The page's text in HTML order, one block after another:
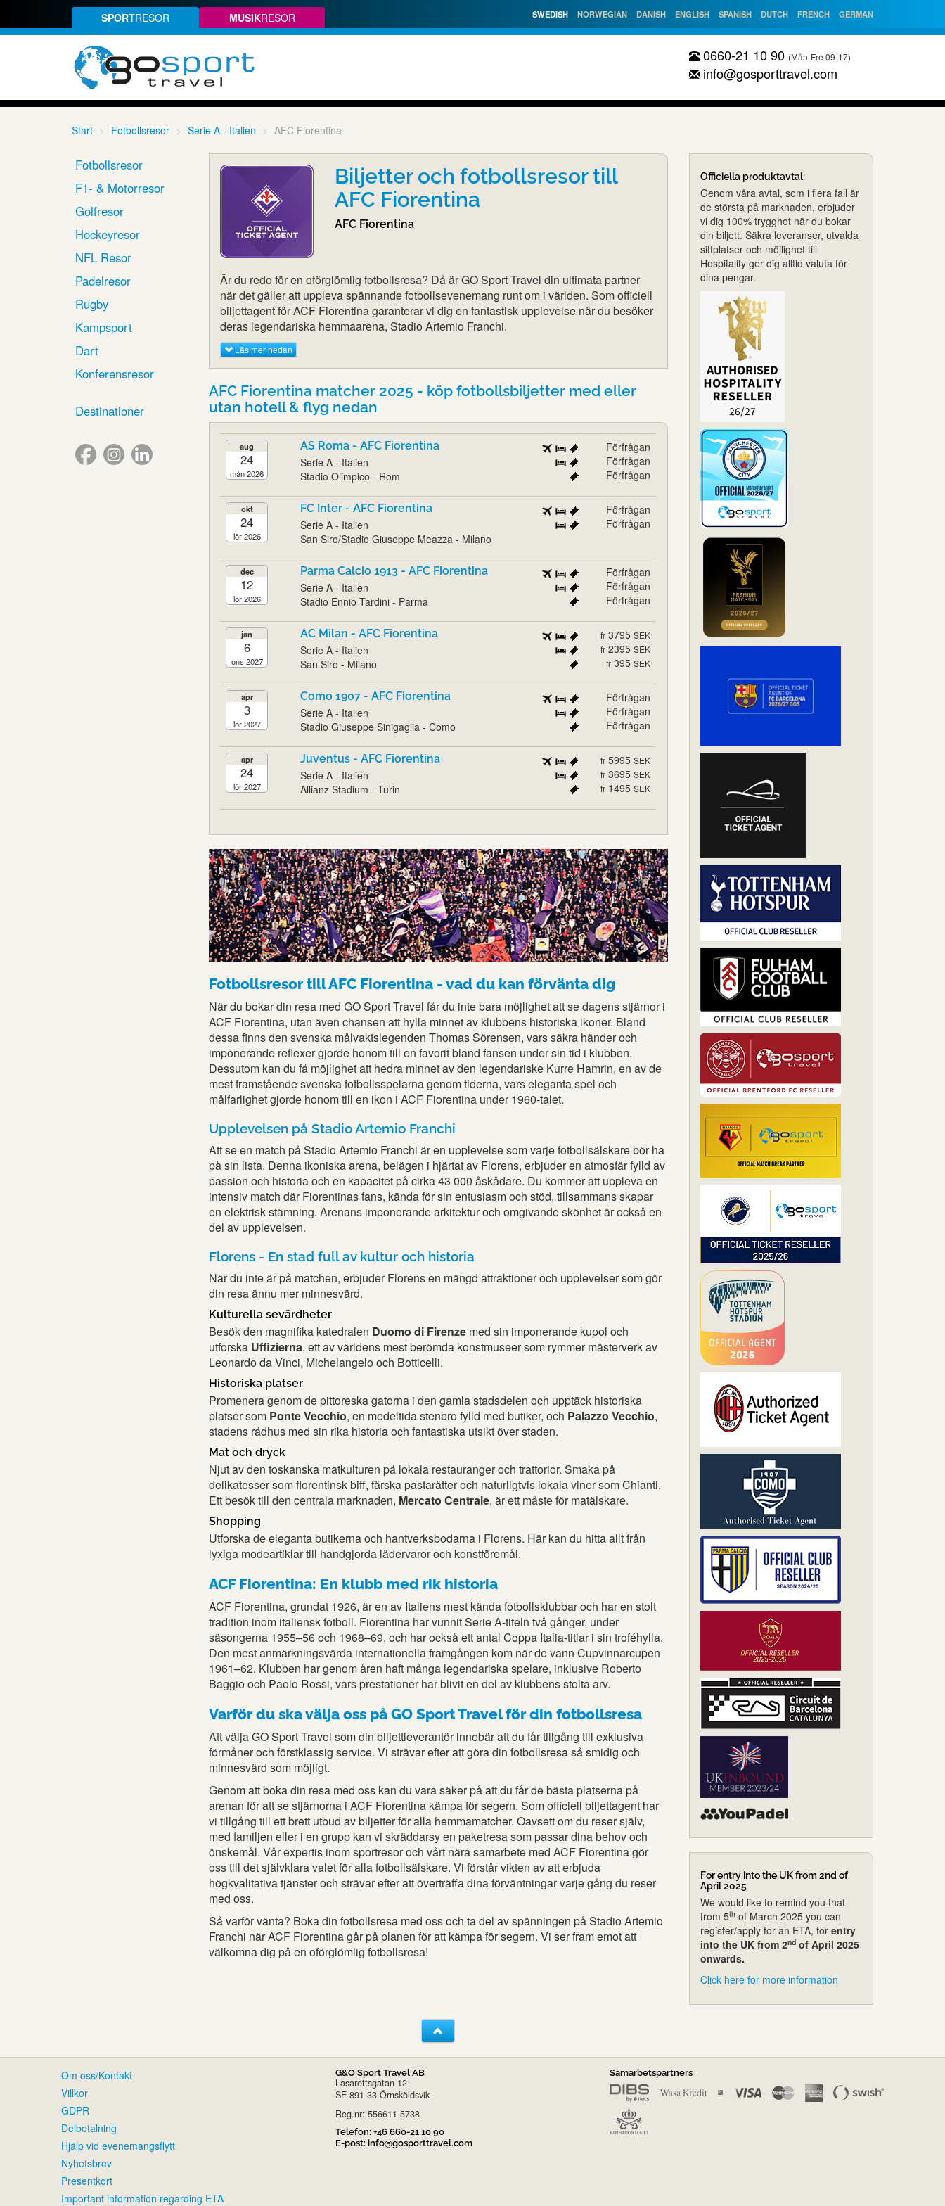
SPORTRESOR MUSIKRESOR SWEDISH NORWEGIAN DANISH ENGLISH SPANISH DUTCH FRENCH GERMAN
0660-21 10 90 (Mån-Fre 09-17)
info@gosporttravel.com
Start Fotbollsresor Serie A - Italien AFC Fiorentina
Fotbollsresor
F1- & Motorresor
Golfresor
Hockeyresor
NFL Resor
Padelresor
Rugby
Kampsport
Dart
Konferensresor
Destinationer
Biljetter och fotbollsresor till
AFC Fiorentina
AFC Fiorentina
Är du redo för en oförglömlig fotbollsresa? Då är GO Sport Travel din ultimata partner
när det gäller att uppleva spännande fotbollsevenemang runt om i världen. Som officiell
biljettagent för ACF Fiorentina garanterar vi dig en fantastisk upplevelse när du besöker
deras legendariska hemmaarena, Stadio Artemio Franchi.
Läs mer nedan
AFC Fiorentina matcher 2025 - köp fotbollsbiljetter med eller
utan hotell & flyg nedan
aug
24
mån 2026
AS Roma - AFC Fiorentina
Serie A - Italien
Stadio Olimpico - Rom
Förfrågan
Förfrågan
Förfrågan
okt
24
lör 2026
FC Inter - AFC Fiorentina
Serie A - Italien
San Siro/Stadio Giuseppe Meazza - Milano
Förfrågan
Förfrågan
dec
12
lör 2026
Parma Calcio 1913 - AFC Fiorentina
Serie A - Italien
Stadio Ennio Tardini - Parma
Förfrågan
Förfrågan
Förfrågan
jan
6
ons 2027
AC Milan - AFC Fiorentina
Serie A - Italien
San Siro - Milano
fr 3795 SEK
fr 2395 SEK
fr 395 SEK
apr
3
lör 2027
Como 1907 - AFC Fiorentina
Serie A - Italien
Stadio Giuseppe Sinigaglia - Como
Förfrågan
Förfrågan
Förfrågan
apr
24
lör 2027
Juventus - AFC Fiorentina
Serie A - Italien
Allianz Stadium - Turin
fr 5995 SEK
fr 3695 SEK
fr 1495 SEK
Fotbollsresor till AFC Fiorentina - vad du kan förvänta dig
När du bokar din resa med GO Sport Travel får du inte bara möjlighet att se dagens stjärnor i
ACF Fiorentina, utan även chansen att hylla minnet av klubbens historiska ikoner. Bland
dessa finns den svenska målvaktslegenden Thomas Sörensen, vars säkra händer och
imponerande reflexer gjorde honom till en favorit bland fansen under sin tid i klubben.
Dessutom kan du få möjlighet att hedra minnet av den legendariske Kurre Hamrin, en av de
mest framstående svenska fotbollsspelarna genom tiderna, vars eleganta spel och
målfarlighet gjorde honom till en ikon i ACF Fiorentina under 1960-talet.
Upplevelsen på Stadio Artemio Franchi
Att se en match på Stadio Artemio Franchi är en upplevelse som varje fotbollsälskare bör ha
på sin lista. Denna ikoniska arena, belägen i hjärtat av Florens, erbjuder en atmosfär fylld av
passion och historia och en kapacitet på cirka 43 000 åskådare. Du kommer att uppleva en
intensiv match där Fiorentinas fans, kända för sin entusiasm och stöd, tillsammans skapar
en elektrisk stämning. Arenans imponerande arkitektur och omgivande skönhet är också en
del av upplevelsen.
Florens - En stad full av kultur och historia
När du inte är på matchen, erbjuder Florens en mängd attraktioner och upplevelser som gör
din resa ännu mer minnesvärd.
Kulturella sevärdheter
Besök den magnifika katedralen Duomo di Firenze med sin imponerande kupol och
utforska Uffizierna, ett av världens mest berömda konstmuseer som rymmer mästerverk av
Leonardo da Vinci, Michelangelo och Botticelli.
Historiska platser
Promenera genom de pittoreska gatorna i den gamla stadsdelen och upptäck historiska
platser som Ponte Vecchio, en medeltida stenbro fylld med butiker, och Palazzo Vecchio,
stadens rådhus med sin rika historia och fantastiska utsikt över staden.
Mat och dryck
Njut av den toskanska matkulturen på lokala restauranger och trattorior. Smaka på
delikatesser som florentinsk biff, färska pastarätter och naturligtvis lokala viner som Chianti.
Ett besök till den centrala marknaden, Mercato Centrale, är ett måste för matälskare.
Shopping
Utforska de eleganta butikerna och hantverksbodarna i Florens. Här kan du hitta allt från
lyxiga modeartiklar till handgjorda lädervaror och konstföremål.
ACF Fiorentina: En klubb med rik historia
ACF Fiorentina, grundat 1926, är en av Italiens mest kända fotbollsklubbar och har en stolt
tradition inom italiensk fotboll. Fiorentina har vunnit Serie A-titeln två gånger, under
säsongerna 1955–56 och 1968–69, och har också ett antal Coppa Italia-titlar i sin troféhylla.
Den mest anmärkningsvärda internationella framgången kom när de vann Cupvinnarcupen
1961–62. Klubben har genom åren haft många legendariska spelare, inklusive Roberto
Baggio och Paolo Rossi, vars prestationer har blivit en del av klubbens stolta arv.
Varför du ska välja oss på GO Sport Travel för din fotbollsresa
Att välja GO Sport Travel som din biljettleverantör innebär att du får tillgång till exklusiva
förmåner och förstklassig service. Vi strävar efter att göra din fotbollsresa så smidig och
minnesvärd som möjligt.
Genom att boka din resa med oss kan du vara säker på att du får de bästa platserna på
arenan för att se stjärnorna i ACF Fiorentina kämpa för segern. Som officiell biljettagent har
vi tillgång till ett brett utbud av biljetter för alla hemmamatcher. Oavsett om du reser själv,
med familjen eller i en grupp kan vi skräddarsy en paketresa som passar dina behov och
önskemål. Vår expertis inom sportresor och vårt nära samarbete med ACF Fiorentina gör
oss till det självklara valet för alla fotbollsälskare. Vi förstår vikten av att erbjuda
högkvalitativa tjänster och strävar efter att överträffa dina förväntningar varje gång du reser
med oss.
Så varför vänta? Boka din fotbollsresa med oss och ta del av spänningen på Stadio Artemio
Franchi när ACF Fiorentina går på planen för att kämpa för segern. Vi ser fram emot att
välkomna dig på en oförglömlig fotbollsresa!
Officiella produktavtal:
Genom våra avtal, som i flera fall är
de största på marknaden, erbjuder
vi dig 100% trygghet när du bokar
din biljett. Säkra leveranser, utvalda
sittplatser och möjlighet till
Hospitality ger dig alltid valuta för
dina pengar.
For entry into the UK from 2nd of
April 2025
We would like to remind you that
from 5th of March 2025 you can
register/apply for an ETA, for entry
into the UK from 2ndof April 2025
onwards.
Click here for more information
Om oss/Kontakt
Villkor
GDPR
Delbetalning
Hjälp vid evenemangsflytt
Nyhetsbrev
Presentkort
Important information regarding ETA
G&O Sport Travel AB
Lasarettsgatan 12
SE-891 33 Örnsköldsvik
Reg.nr: 556611-5738
Telefon: +46 660-21 10 90
E-post: info@gosporttravel.com
Samarbetspartners